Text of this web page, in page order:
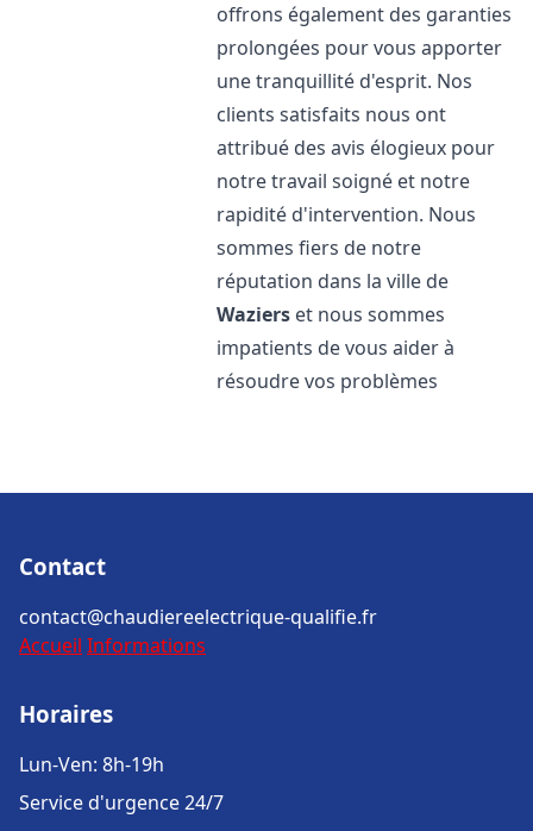
offrons également des garanties
prolongées pour vous apporter
une tranquillité d'esprit. Nos
clients satisfaits nous ont
attribué des avis élogieux pour
notre travail soigné et notre
rapidité d'intervention. Nous
sommes fiers de notre
réputation dans la ville de
Waziers et nous sommes
impatients de vous aider à
résoudre vos problèmes
Contact
contact@chaudiereelectrique-qualifie.fr
Accueil Informations
Horaires
Lun-Ven: 8h-19h
Service d'urgence 24/7